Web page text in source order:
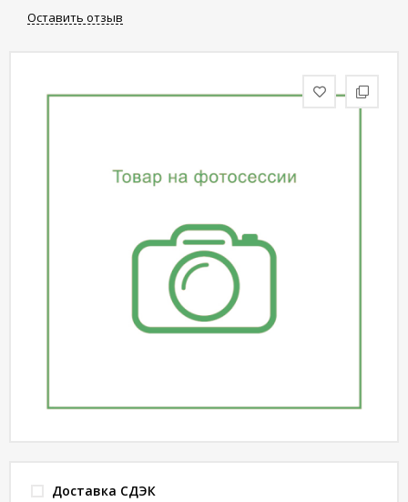
конфиденциальности
Оставить отзыв
Доставка СДЭК